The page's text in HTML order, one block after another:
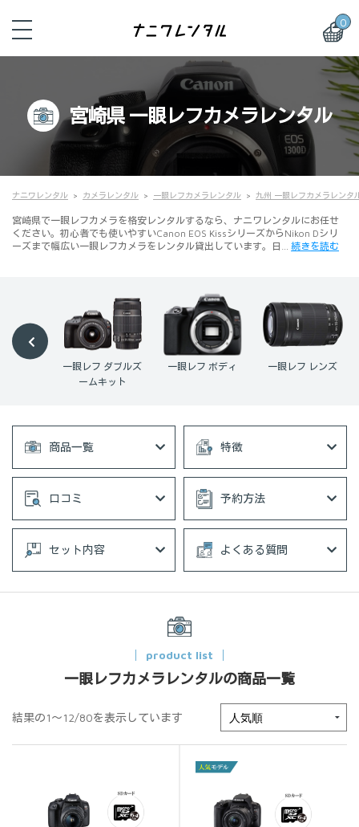
0
宮崎県 一眼レフカメラレンタル
ナニワレンタル カメラレンタル 一眼レフカメラレンタル 九州 一眼レフカメラレンタ
宮崎県で一眼レフカメラを格安レンタルするなら、ナニワレンタルにお任せ
ください。初心者でも使いやすいCanon EOS KissシリーズからNikon Dシリ
ーズまで幅広い一眼レフカメラをレンタル貸出しています。日… 続きを読む
一眼レフ ボディ 一眼レフ レンズ
一眼レフ レンズセ
商品一覧 特徴
口コミ 予約方法
セット内容 よくある質問
product list
一眼レフカメラレンタルの商品一覧
結果の1～12/80を表示しています